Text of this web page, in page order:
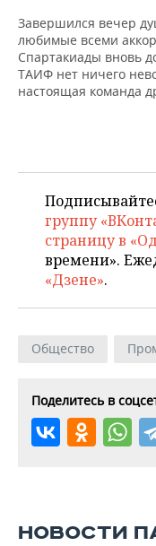
Завершился вечер
любимые всеми
Спартакиады вновь
ТАИФ нет ничего
настоящая команда
группу
страницу в
времени».
«Дзене».
Общество
Поделитесь в
НОВОСТИ